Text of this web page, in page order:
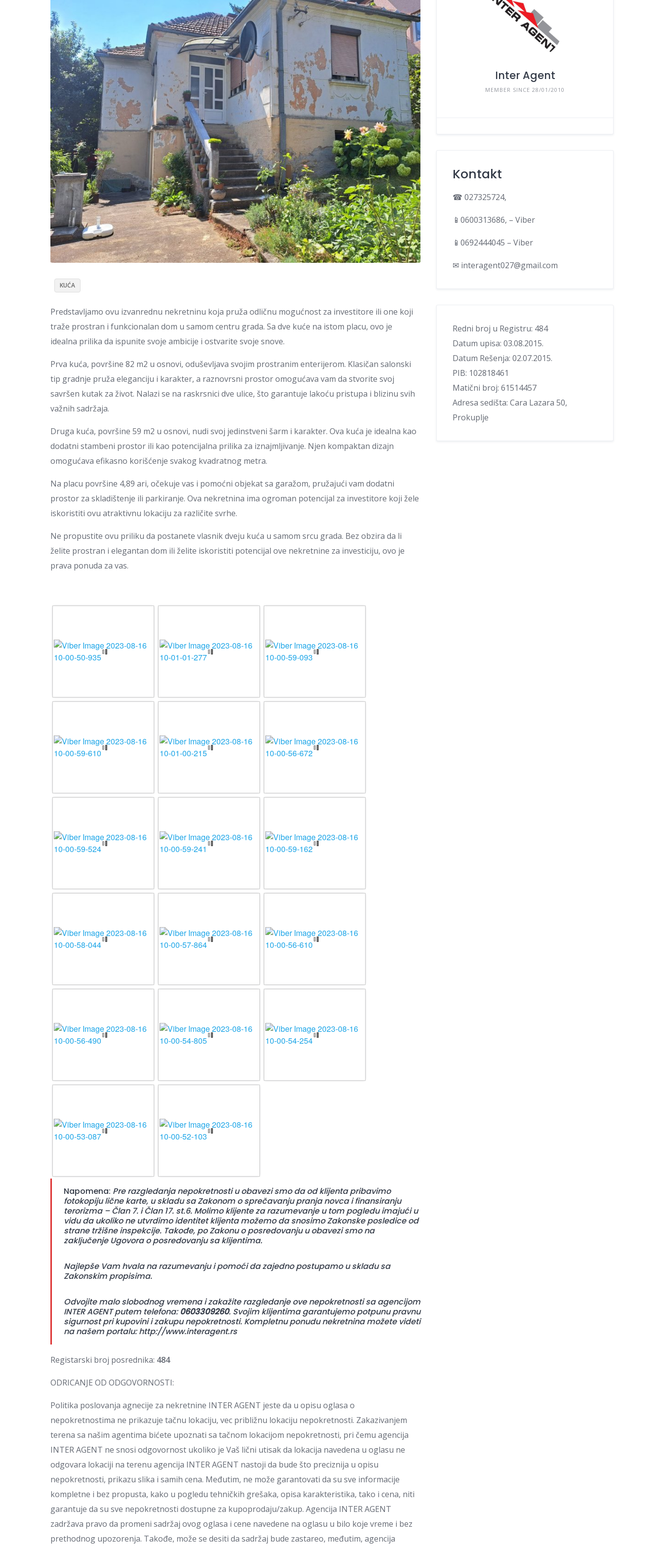
KUĆA
Predstavljamo ovu izvanrednu nekretninu koja pruža odličnu mogućnost za investitore ili one koji
traže prostran i funkcionalan dom u samom centru grada. Sa dve kuće na istom placu, ovo je
idealna prilika da ispunite svoje ambicije i ostvarite svoje snove.
Prva kuća, površine 82 m2 u osnovi, oduševljava svojim prostranim enterijerom. Klasičan salonski
tip gradnje pruža eleganciju i karakter, a raznovrsni prostor omogućava vam da stvorite svoj
savršen kutak za život. Nalazi se na raskrsnici dve ulice, što garantuje lakoću pristupa i blizinu svih
važnih sadržaja.
Druga kuća, površine 59 m2 u osnovi, nudi svoj jedinstveni šarm i karakter. Ova kuća je idealna kao
dodatni stambeni prostor ili kao potencijalna prilika za iznajmljivanje. Njen kompaktan dizajn
omogućava efikasno korišćenje svakog kvadratnog metra.
Na placu površine 4,89 ari, očekuje vas i pomoćni objekat sa garažom, pružajući vam dodatni
prostor za skladištenje ili parkiranje. Ova nekretnina ima ogroman potencijal za investitore koji žele
iskoristiti ovu atraktivnu lokaciju za različite svrhe.
Ne propustite ovu priliku da postanete vlasnik dveju kuća u samom srcu grada. Bez obzira da li
želite prostran i elegantan dom ili želite iskoristiti potencijal ove nekretnine za investiciju, ovo je
prava ponuda za vas.
Napomena: Pre razgledanja nepokretnosti u obavezi smo da od klijenta pribavimo
fotokopiju lične karte, u skladu sa Zakonom o sprečavanju pranja novca i finansiranju
terorizma – Član 7. i Član 17. st.6. Molimo klijente za razumevanje u tom pogledu imajući u
vidu da ukoliko ne utvrdimo identitet klijenta možemo da snosimo Zakonske posledice od
strane tržišne inspekcije. Takođe, po Zakonu o posredovanju u obavezi smo na
zaključenje Ugovora o posredovanju sa klijentima.
Najlepše Vam hvala na razumevanju i pomoći da zajedno postupamo u skladu sa
Zakonskim propisima.
Odvojite malo slobodnog vremena i zakažite razgledanje ove nepokretnosti sa agencijom
INTER AGENT putem telefona: 0603309260. Svojim klijentima garantujemo potpunu pravnu
sigurnost pri kupovini i zakupu nepokretnosti. Kompletnu ponudu nekretnina možete videti
na našem portalu:http://www.interagent.rs
Registarski broj posrednika: 484
ODRICANJE OD ODGOVORNOSTI:
Politika poslovanja agnecije za nekretnine INTER AGENT jeste da u opisu oglasa o
nepokretnostima ne prikazuje tačnu lokaciju, vec približnu lokaciju nepokretnosti. Zakazivanjem
terena sa našim agentima bićete upoznati sa tačnom lokacijom nepokretnosti, pri čemu agencija
INTER AGENT ne snosi odgovornost ukoliko je Vaš lični utisak da lokacija navedena u oglasu ne
odgovara lokaciji na terenu agencija INTER AGENT nastoji da bude što preciznija u opisu
nepokretnosti, prikazu slika i samih cena. Međutim, ne može garantovati da su sve informacije
kompletne i bez propusta, kako u pogledu tehničkih grešaka, opisa karakteristika, tako i cena, niti
garantuje da su sve nepokretnosti dostupne za kupoprodaju/zakup. Agencija INTER AGENT
zadržava pravo da promeni sadržaj ovog oglasa i cene navedene na oglasu u bilo koje vreme i bez
prethodnog upozorenja. Takođe, može se desiti da sadržaj bude zastareo, međutim, agencija
Inter Agent
MEMBER SINCE 28/01/2010
Kontakt
☎ 027325724,
📱0600313686, – Viber
📱0692444045 – Viber
✉ interagent027@gmail.com
Redni broj u Registru: 484
Datum upisa: 03.08.2015.
Datum Rešenja: 02.07.2015.
PIB: 102818461
Matični broj: 61514457
Adresa sedišta: Cara Lazara 50,
Prokuplje